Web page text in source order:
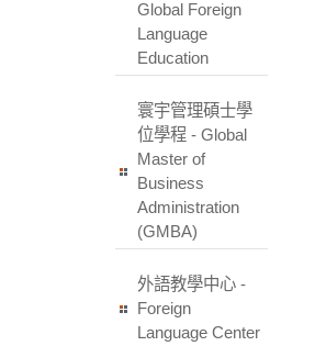
Global Foreign
Language
Education
寰宇管理碩士學
位學程 - Global
Master of
Business
Administration
(GMBA)
外語教學中心 -
Foreign
Language Center